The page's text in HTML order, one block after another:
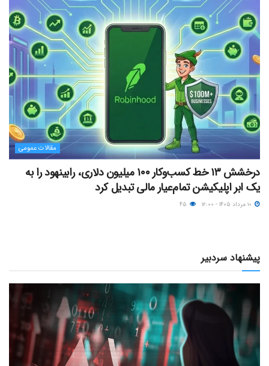
مقالات عمومی
درخشش ۱۳ خط کسب‌وکار ۱۰۰ میلیون دلاری، رابینهود را به
یک ابر اپلیکیشن تمام‌عیار مالی تبدیل کرد
پیشنهاد سردبیر